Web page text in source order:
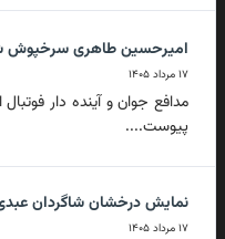
امیرحسین طاهری سرخپوش
۱۷ مرداد ۱۴۰۵
مدافع جوان و آینده دار
پیوست....
نمایش درخشان شاگردان
۱۷ مرداد ۱۴۰۵